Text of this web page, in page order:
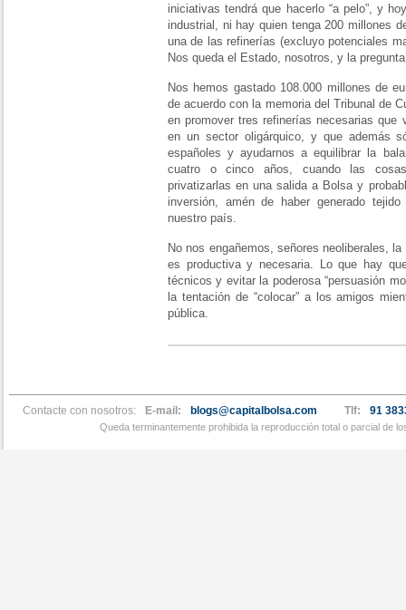
iniciativas tendrá que hacerlo “a pelo”, y
industrial, ni hay quien tenga 200 millones
una de las refinerías (excluyo potenciales
Nos queda el Estado, nosotros, y la
Nos hemos gastado 108.000 millones de
de acuerdo con la memoria del Tribunal de
en promover tres refinerías necesarias que
en un sector oligárquico, y que además
españoles y ayudarnos a equilibrar la
cuatro o cinco años, cuando las
privatizarlas en una salida a Bolsa y
inversión, amén de haber generado
nuestro país.
No nos engañemos, señores neoliberales,
es productiva y necesaria. Lo que hay
técnicos y evitar la poderosa “persuasión
la tentación de “colocar” a los amigos
pública.
Contacte con nosotros: E-mail: blogs@capitalbolsa.com Tlf: 91
Queda terminantemente prohibida la reproducción total o parcial de